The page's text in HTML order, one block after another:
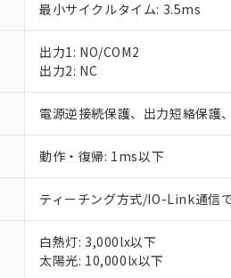
最小サイクルタイム: 3.5ms
出力1: NO/COM2
出力2: NC
電源逆接続保護、出力短絡保護
動作・復帰: 1ms以下
ティーチング方式/IO-Link通信
白熱灯: 3,000lx以下
太陽光: 10,000lx以下
ご利用条件
本サービス
くものです。
在庫状況お
のであり、
正式な納期
当社販売員
対応予定：EU
非該当品：ライセ
があります。
*EU RoHS指令（10物質
鉛(Pb) 1000ppm以下
六価クロム(Cr(Ⅵ))
フタル酸ビス(2-エチル
但し、RoHS指令で産業
※2 対応予定月
「○」：最大均質
「－」：未確認
Pb(鉛) :1000ppm、 Hg(
Cr(Ⅵ)(六価クロム) :
DBP(フタル酸ジブチル
DEHP(フタル酸ビス(2-
当社は、こ
う）を輸出
などの必要
当社は規制
置等に一切使
当社は、貴
記
号
○ 一定数
△